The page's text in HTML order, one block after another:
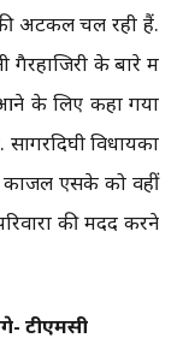
अटकलें चल रही हैं.
गैरहाजिरी के बारे में
के लिए कहा गया
विधायकों
काजल एसके को वहीं
की मदद करने
टीएमसी